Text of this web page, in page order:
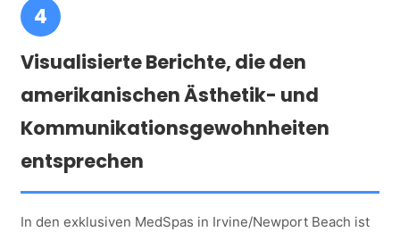
4
Visualisierte Berichte, die den
amerikanischen Ästhetik- und
Kommunikationsgewohnheiten
entsprechen
In den exklusiven MedSpas in Irvine/Newport Beach ist